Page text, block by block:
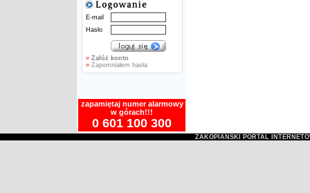
E-mail
Hasło
» Załóż konto
»Zapomniałem hasła
zapamiętaj numer alarmowy
w górach!!!
0 601 100 300
ZAKOPIAŃSKI PORTAL